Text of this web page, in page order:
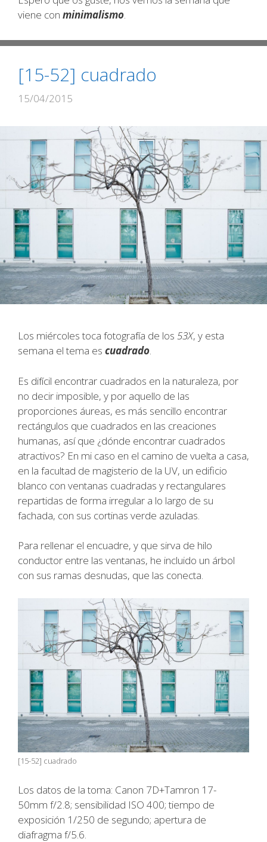
viene con minimalismo.
[15-52] cuadrado
15/04/2015
Los miércoles toca fotografía de los 53X, y esta
semana el tema es cuadrado.
Es difícil encontrar cuadrados en la naturaleza, por
no decir imposible, y por aquello de las
proporciones áureas, es más sencillo encontrar
rectángulos que cuadrados en las creaciones
humanas, así que ¿dónde encontrar cuadrados
atractivos? En mi caso en el camino de vuelta a casa,
en la facultad de magisterio de la UV, un edificio
blanco con ventanas cuadradas y rectangulares
repartidas de forma irregular a lo largo de su
fachada, con sus cortinas verde azuladas.
Para rellenar el encuadre, y que sirva de hilo
conductor entre las ventanas, he incluido un árbol
con sus ramas desnudas, que las conecta.
[15-52] cuadrado
Los datos de la toma: Canon 7D+Tamron 17-
50mm f/2.8; sensibilidad ISO 400; tiempo de
exposición 1/250 de segundo; apertura de
diafragma f/5.6.